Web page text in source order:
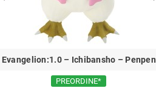
Evangelion:1.0 – Ichibansho – Penpen
PREORDINE*